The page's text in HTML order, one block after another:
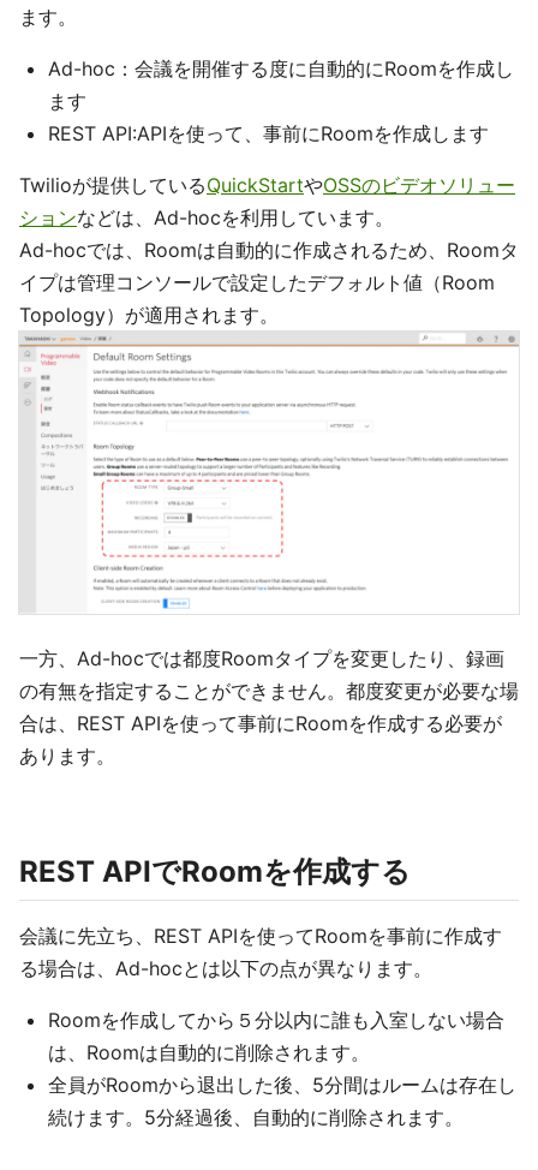
ます。
Ad-hoc：会議を開催する度に自動的にRoomを作成し
ます
REST API:APIを使って、事前にRoomを作成します
Twilioが提供しているQuickStartやOSSのビデオソリュー
ションなどは、Ad-hocを利用しています。
Ad-hocでは、Roomは自動的に作成されるため、Roomタ
イプは管理コンソールで設定したデフォルト値（Room
Topology）が適用されます。
一方、Ad-hocでは都度Roomタイプを変更したり、録画
の有無を指定することができません。都度変更が必要な場
合は、REST APIを使って事前にRoomを作成する必要が
あります。
REST APIでRoomを作成する
会議に先立ち、REST APIを使ってRoomを事前に作成す
る場合は、Ad-hocとは以下の点が異なります。
Roomを作成してから５分以内に誰も入室しない場合
は、Roomは自動的に削除されます。
全員がRoomから退出した後、5分間はルームは存在し
続けます。5分経過後、自動的に削除されます。